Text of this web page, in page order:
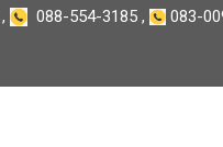
, 088-554-3185 , 083-